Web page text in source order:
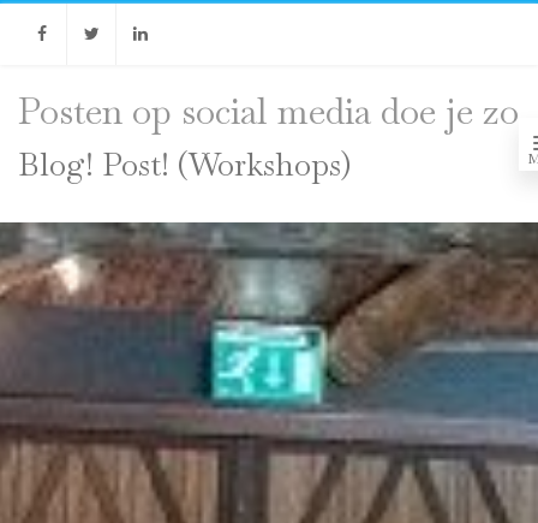
FacebookTwitter
Posten op social media doe je zo
Blog! Post! (Workshops)